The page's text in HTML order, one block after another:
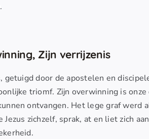
Zijn verrijzenis
getuigd door de apostelen en
triomf. Zijn overwinning is
ontvangen. Het lege graf werd
Jezus zichzelf, sprak, at en liet zich